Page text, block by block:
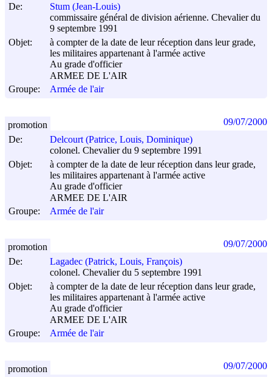
De:
Stum (Jean-Louis)
commissaire général de division aérienne. Chevalier du
9 septembre 1991
Objet:
à compter de la date de leur réception dans leur grade,
les militaires appartenant à l'armée active
Au grade d'officier
ARMEE DE L'AIR
Groupe:
Armée de l'air
De:
Delcourt (Patrice, Louis, Dominique)
colonel. Chevalier du 9 septembre 1991
Objet:
à compter de la date de leur réception dans leur grade,
les militaires appartenant à l'armée active
Au grade d'officier
ARMEE DE L'AIR
Groupe:
Armée de l'air
promotion 09/07/2000
De:
Lagadec (Patrick, Louis, François)
colonel. Chevalier du 5 septembre 1991
Objet:
à compter de la date de leur réception dans leur grade,
les militaires appartenant à l'armée active
Au grade d'officier
ARMEE DE L'AIR
Groupe:
Armée de l'air
promotion 09/07/2000
promotion 09/07/2000